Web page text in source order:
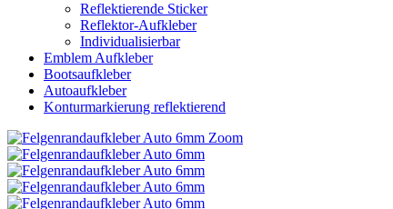
Reflektierende Sticker
Reflektor-Aufkleber
Individualisierbar
Emblem Aufkleber
Bootsaufkleber
Autoaufkleber
Konturmarkierung reflektierend
Zoom